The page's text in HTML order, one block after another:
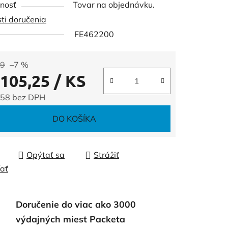
Tovar na objednávku.
doručenia
FE462200
–7 %
/ KS
bez DPH
DO KOŠÍKA
Opýtať sa
Strážiť
Doručenie do viac ako 3000
výdajných miest Packeta